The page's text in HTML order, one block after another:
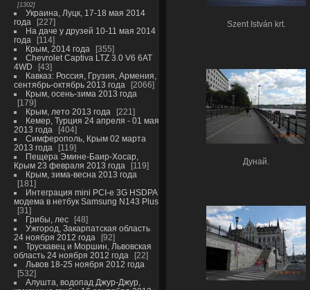
1302
Украина, Луцк, 17-18 мая 2014
года
227
На даче у друзей 10-11 мая 2014
года
114
Крым, 2014 года
355
Chevrolet Captiva LTZ 3.0 V6 6AT
4WD
43
Кавказ: Россия, Грузия, Армения,
сентябрь-октябрь 2013 года
2066
Крым, осень-зима 2013 года
179
Крым, лето 2013 года
221
Кемер, Турция 24 апреля - 01 мая
2013 года
404
Симферополь, Крым 02 марта
2013 года
119
Пещера Эмине-Баир-Хосар,
Крым 23 февраля 2013 года
119
Крым, зима-весна 2013 года
181
Интеграция mini PCI-e 3G HSDPA
модема в нетбук Samsung N143 Plus
31
Грибы, лес
48
Ужгород, Закарпатская область
24 ноября 2012 года
92
Трускавец и Моршин, Львовская
область 24 ноября 2012 года
22
Львов 18-25 ноября 2012 года
532
Алушта, водопад Джур-Джур,
Szent István krt.
Дунай.